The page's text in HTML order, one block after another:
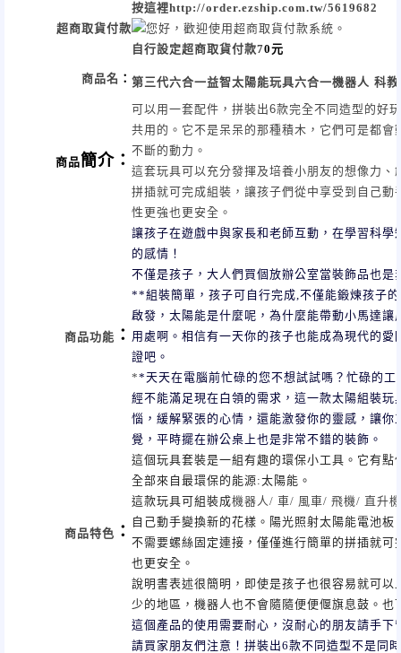
超商取貨付款
按這裡http://order.ezship.com.tw/5619682
自行設定超商取貨付款70元
商品名 ： 第三代六合一益智太陽能玩具六合一機器人 科
商品簡介 ：
可以用一套配件，拼裝出6款完全不同造型的好
共用的。它不是呆呆的那種積木，它們可是都
不斷的動力。
這套玩具可以充分發揮及培養小朋友的想像力
拼插就可完成組裝，讓孩子們從中享受到自己
性更強也更安全。
商品功能 ：
讓孩子在遊戲中與家長和老師互動，在學習科
的感情！
不僅是孩子，大人們買個放辦公室當裝飾品也是
**組裝簡單，孩子可自行完成,不僅能鍛煉孩子
啟發，太陽能是什麼呢，為什麼能帶動小馬達
用處啊。相信有一天你的孩子也能成為現代的
證吧。
**天天在電腦前忙碌的您不想試試嗎？忙碌的
經不能滿足現在白領的需求，這一款太陽組裝
惱，緩解緊張的心情，還能激發你的靈感，讓
覺，平時擺在辦公桌上也是非常不錯的裝飾。
商品特色 ：
這個玩具套裝是一組有趣的環保小工具。它有
全部來自最環保的能源:太陽能。
這款玩具可組裝成機器人/ 車/ 風車/ 飛機/ 直升機
自己動手變換新的花樣。陽光照射太陽能電池
不需要螺絲固定連接，僅僅進行簡單的拼插就
也更安全。
說明書表述很簡明，即使是孩子也很容易就可
少的地區，機器人也不會隨隨便便偃旗息鼓。
這個產品的使用需要耐心，沒耐心的朋友請手下
請買家朋友們注意！拼裝出6款不同造型不是同